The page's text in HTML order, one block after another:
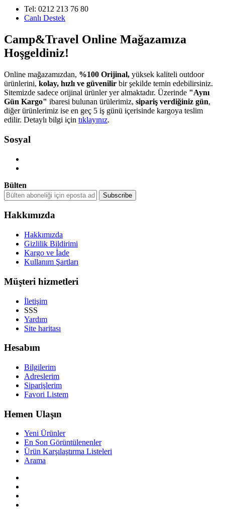
Tel: 0212 213 76 80
Canlı Destek
Camp&Travel Online Mağazamıza
Hoşgeldiniz!
Online mağazamızdan, %100 Orijinal, yüksek kaliteli outdoor
ürünlerini, kolay, hızlı ve güvenilir bir şekilde temin edebilirsiniz.
Sitemizde sadece orijinal ürünler yer almaktadır. Üzerinde "Aynı
Gün Kargo" ibaresi bulunan ürülerimiz, sipariş verdiğiniz gün,
diğer ürünlerimiz ise en geç 5 iş günü içerisinde kargoya teslim
edilir. Detaylı bilgi için tıklayınız.
Sosyal
Bülten
Hakkımızda
Hakkımızda
Gizlilik Bildirimi
Kargo ve İade
Kullanım Şartları
Müşteri hizmetleri
İletişim
SSS
Yardım
Site haritası
Hesabım
Bilgilerim
Adreslerim
Siparişlerim
Favori Listem
Hemen Ulaşın
Yeni Ürünler
En Son Görüntülenenler
Ürün Karşılaştırma Listeleri
Arama